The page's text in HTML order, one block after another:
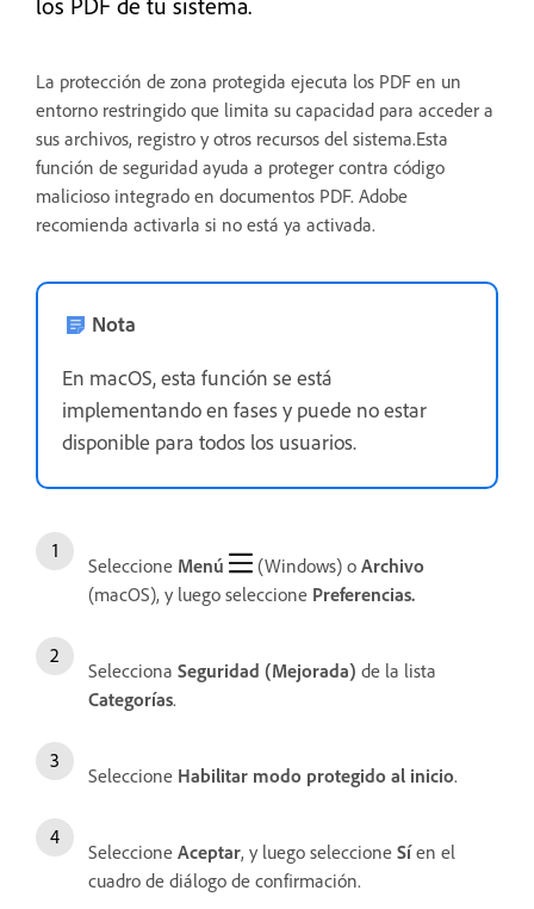
La protección de zona protegida ejecuta los PDF en un
entorno restringido que limita su capacidad para acceder a
sus archivos, registro y otros recursos del sistema.Esta
función de seguridad ayuda a proteger contra código
malicioso integrado en documentos PDF. Adobe
recomienda activarla si no está ya activada.
Nota
En macOS, esta función se está
implementando en fases y puede no estar
disponible para todos los usuarios.
Seleccione Menú (Windows) o Archivo
(macOS), y luego seleccione Preferencias.
Selecciona Seguridad (Mejorada) de la lista
Categorías.
Seleccione Habilitar modo protegido al inicio.
Seleccione Aceptar, y luego seleccione Síen el
cuadro de diálogo de confirmación.